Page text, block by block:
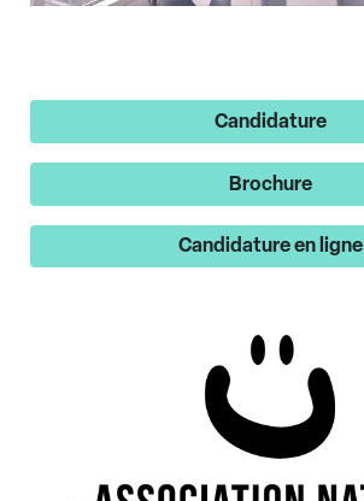
Candidature
Brochure
Candidature en ligne